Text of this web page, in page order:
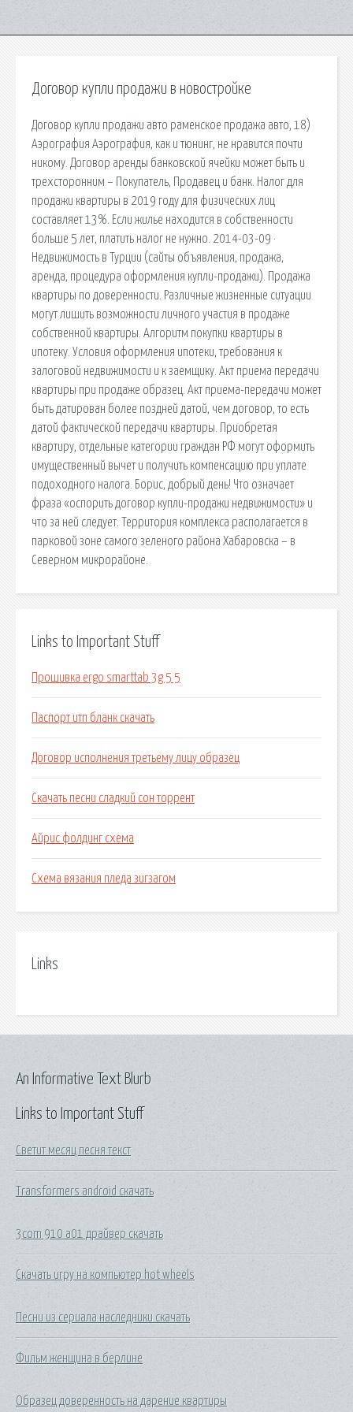
Договор купли продажи в новостройке
Договор купли продажи авто раменское продажа авто, 18)
Аэрография Аэрография, как и тюнинг, не нравится почти
никому. Договор аренды банковской ячейки может быть и
трехсторонним – Покупатель, Продавец и банк. Налог для
продажи квартиры в 2019 году для физических лиц
составляет 13%. Если жилье находится в собственности
больше 5 лет, платить налог не нужно. 2014-03-09 ·
Недвижимость в Турции (сайты объявления, продажа,
аренда, процедура оформления купли-продажи). Продажа
квартиры по доверенности. Различные жизненные ситуации
могут лишить возможности личного участия в продаже
собственной квартиры. Алгоритм покупки квартиры в
ипотеку. Условия оформления ипотеки, требования к
залоговой недвижимости и к заемщику. Акт приема передачи
квартиры при продаже образец. Акт приема-передачи может
быть датирован более поздней датой, чем договор, то есть
датой фактической передачи квартиры. Приобретая
квартиру, отдельные категории граждан РФ могут оформить
имущественный вычет и получить компенсацию при уплате
подоходного налога. Борис, добрый день! Что означает
фраза «оспорить договор купли-продажи недвижимости» и
что за ней следует. Территория комплекса располагается в
парковой зоне самого зеленого района Хабаровска – в
Северном микрорайоне.
Links to Important Stuff
Прошивка ergo smarttab 3g 5 5
Паспорт итп бланк скачать
Договор исполнения третьему лицу образец
Скачать песни сладкий сон торрент
Айрис фолдинг схема
Схема вязания пледа зигзагом
Links
Links to Important Stuff
Светит месяц песня текст
Transformers android скачать
3com 910 a01 драйвер скачать
Скачать игру на компьютер hot wheels
Песни из сериала наследники скачать
Фильм женщина в берлине
Образец доверенность на дарение квартиры
An Informative Text Blurb